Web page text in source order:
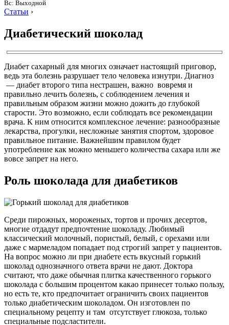
Вс: Выходной
Статьи ›
Диабетический шоколад
Диабет сахарный для многих означает настоящий приговор,
ведь эта болезнь разрушает тело человека изнутри. Диагноз
— диабет второго типа нестрашен, важно вовремя и
правильно лечить болезнь, с соблюдением лечения и
правильным образом жизни можно дожить до глубокой
старости. Это возможно, если соблюдать все рекомендации
врача. К ним относится комплексное лечение: разнообразные
лекарства, прогулки, несложные занятия спортом, здоровое
правильное питание. Важнейшим правилом будет
употребление как можно меньшего количества сахара или же
вовсе запрет на него.
Роль шоколада для диабетиков
Среди пирожных, мороженых, тортов и прочих десертов,
многие отдадут предпочтение шоколаду. Любимый
классический молочный, пористый, белый, с орехами или
даже с мармеладом попадает под строгий запрет у пациентов.
На вопрос можно ли при диабете есть вкусный горький
шоколад однозначного ответа врачи не дают. Доктора
считают, что даже обычная плитка качественного горького
шоколада с большим процентом какао принесет только пользу,
но есть те, кто предпочитает ограничить своих пациентов
только диабетическим шоколадом. Он изготовлен по
специальному рецепту и там отсутствует глюкоза, только
специальные подсластители.